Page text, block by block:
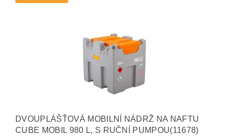
DVOUPLÁŠŤOVÁ MOBILNÍ NÁDRŽ NA NAFTU
CUBE MOBIL 980 L, S RUČNÍ PUMPOU(11678)